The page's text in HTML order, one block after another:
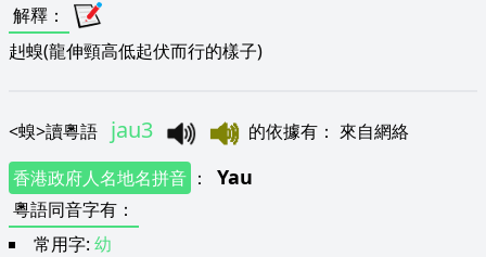
解釋 ：
赳螑(龍伸頸高低起伏而行的樣子)
<螑>讀粵語 jau3 的依據有 ： 來自網絡
香港政府人名地名拼音 ： Yau
粵語同音字有 ：
常用字: 幼